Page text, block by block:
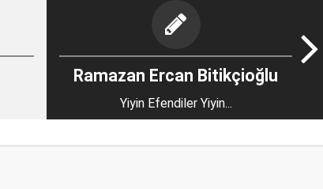
Ramazan Ercan Bitikçioğlu
Yiyin Efendiler Yiyin...